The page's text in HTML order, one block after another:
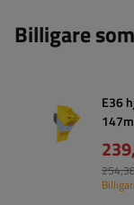
Billigare
E36